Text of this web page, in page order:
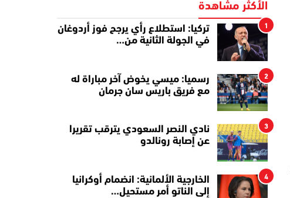
الأكثر مشاهدة
1
تركيا: استطلاع رأي يرجح فوز أردوغان
في الجولة الثانية من…
2
رسميا: ميسي يخوض آخر مباراة له
مع فريق باريس سان جرمان
3
نادي النصر السعودي يترقب تقريرا
عن إصابة رونالدو
4
الخارجية الألمانية: انضمام أوكرانيا
إلى الناتو أمر مستحيل…